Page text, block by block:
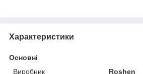
Характеристики
Основні
Виробник
Roshen